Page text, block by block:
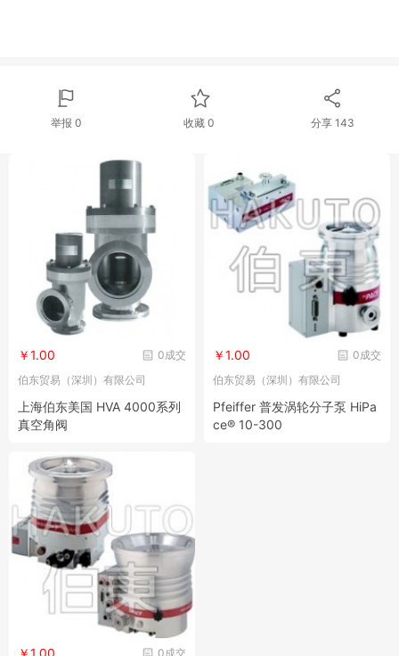
举报 0 收藏 0 分享 143
0成交
￥1.00
伯东贸易（深圳）有限公司
上海伯东美国 HVA 4000系列
真空角阀
0成交
￥1.00
伯东贸易（深圳）有限公司
Pfeiffer 普发涡轮分子泵 HiPa
ce® 10-300
0成交
￥1.00